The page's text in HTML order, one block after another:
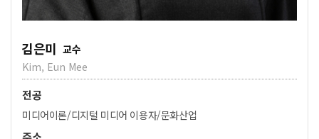
김은미 교수
Kim, Eun Mee
전공
미디어이론/디지털 미디어 이용자/문화산업